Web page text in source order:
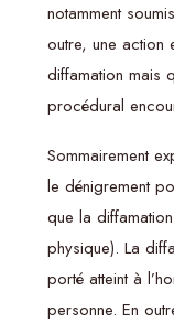
notamment
outre, une action
diffamation mais
procédural
Sommairement
le dénigrement
que la
physique). La
porté atteint à
personne. En